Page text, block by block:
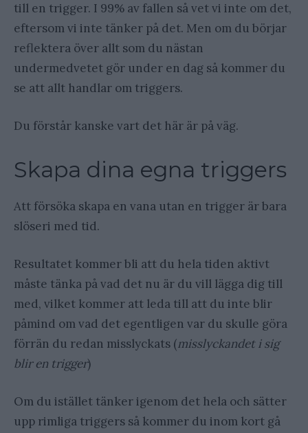
till en trigger. I 99% av fallen så vet vi inte om det,
eftersom vi inte tänker på det. Men om du börjar
reflektera över allt som du nästan
undermedvetet gör under en dag så kommer du
se att allt handlar om triggers.
Du förstår kanske vart det här är på väg.
Skapa dina egna triggers
Att försöka skapa en vana utan en trigger är bara
slöseri med tid.
Resultatet kommer bli att du hela tiden aktivt
måste tänka på vad det nu är du vill lägga dig till
med, vilket kommer att leda till att du inte blir
påmind om vad det egentligen var du skulle göra
förrän du redan misslyckats (misslyckandet i sig
blir en trigger)
Om du istället tänker igenom det hela och sätter
upp rimliga triggers så kommer du inom kort gå